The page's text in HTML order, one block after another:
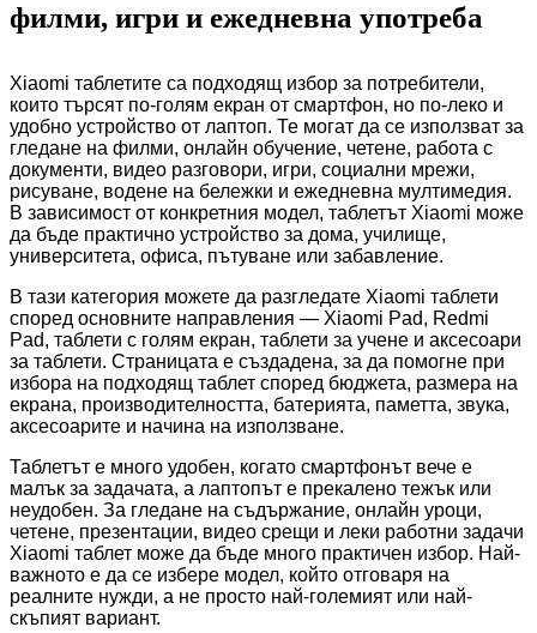
филми, игри и ежедневна употреба
Xiaomi таблетите са подходящ избор за потребители,
които търсят по-голям екран от смартфон, но по-леко и
удобно устройство от лаптоп. Те могат да се използват за
гледане на филми, онлайн обучение, четене, работа с
документи, видео разговори, игри, социални мрежи,
рисуване, водене на бележки и ежедневна мултимедия.
В зависимост от конкретния модел, таблетът Xiaomi може
да бъде практично устройство за дома, училище,
университета, офиса, пътуване или забавление.
В тази категория можете да разгледате Xiaomi таблети
според основните направления — Xiaomi Pad, Redmi
Pad, таблети с голям екран, таблети за учене и аксесоари
за таблети. Страницата е създадена, за да помогне при
избора на подходящ таблет според бюджета, размера на
екрана, производителността, батерията, паметта, звука,
аксесоарите и начина на използване.
Таблетът е много удобен, когато смартфонът вече е
малък за задачата, а лаптопът е прекалено тежък или
неудобен. За гледане на съдържание, онлайн уроци,
четене, презентации, видео срещи и леки работни задачи
Xiaomi таблет може да бъде много практичен избор. Най-
важното е да се избере модел, който отговаря на
реалните нужди, а не просто най-големият или най-
скъпият вариант.